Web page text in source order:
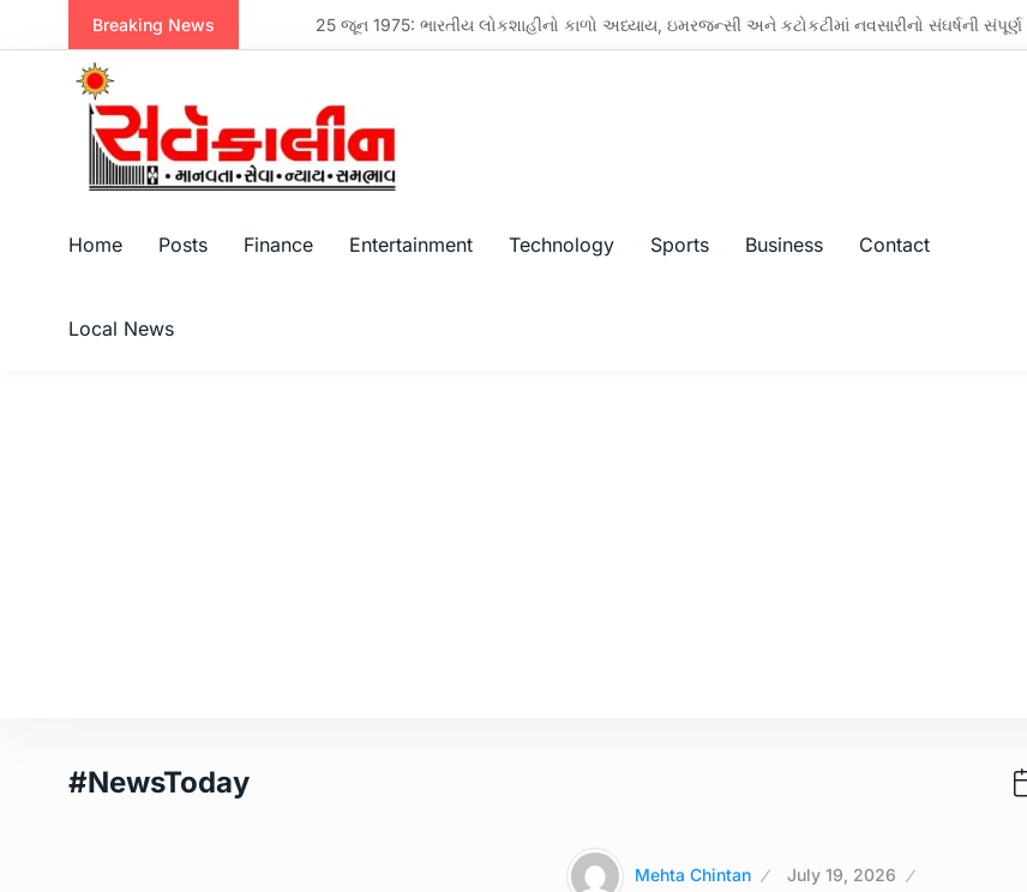
Breaking News
નવસારી મેનેજમેન્ટ એસોસિએશન દ્વારા મહેન્દ્ર બ્રધર્સના એમડી મિલન પરીખનું સન્માન, પરિમલ નથવાણીએ વિકાસ માટે સૌને એક થવાનો સંદેશ આપ્યો 25 જૂન 1975: ભારતીય લોકશાહીનો કાળો અધ્યાય, ઇમરજન્સી અને કટોકટીમાં નવસારીનો સંઘર્ષની સંપૂર્ણ કહાની
Home Posts Finance Entertainment Technology Sports Business Contact
Local News
#NewsToday
Mehta Chintan July 19, 2026